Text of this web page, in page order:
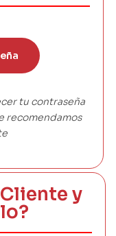
tu contraseña
recomendamos
y